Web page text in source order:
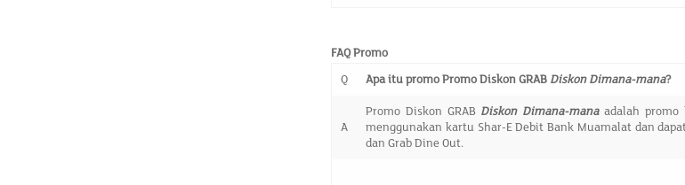
FAQ Promo
Q
Apa itu promoPromo Diskon GRAB Diskon Dimana-mana?
A
Promo Diskon GRAB Diskon Dimana-manaadalah promo
menggunakan kartu Shar-E Debit Bank Muamalat dan
dan Grab Dine Out.